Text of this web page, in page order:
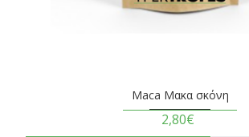
Maca Μακα σκόνη
2,80€